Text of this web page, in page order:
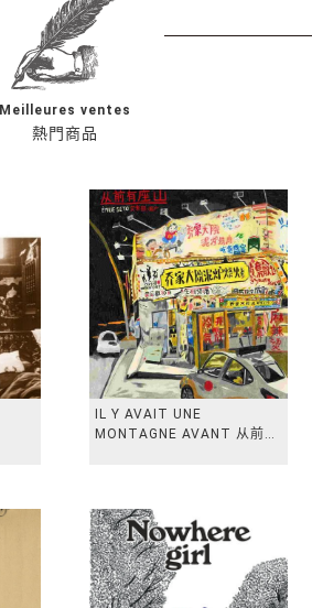
熱門商品
Meilleures ventes
IL Y AVAIT UNE
MONTAGNE AVANT 从前有